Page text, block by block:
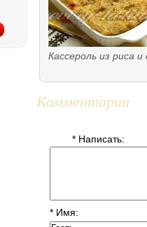
Кассероль из риса
Комментарии
* Написать:
* Имя: